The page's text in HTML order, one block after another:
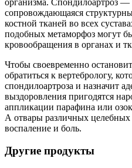
сопровождающаяся
костной тканей во всех
подобных метаморфоз могут
кровообращения в органах и
Чтобы своевременно
обратиться к вертебрологу,
спондилоартроза и назначит
выздоровления пригодятся
аппликации парафина или
А отвары различных целебных
воспаление и боль.
Другие продукты